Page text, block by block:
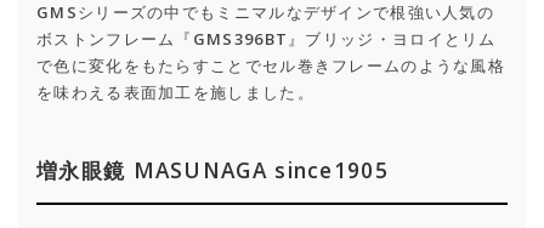
GMSシリーズの中でもミニマルなデザインで根強い人気の
ボストンフレーム『GMS396BT』ブリッジ・ヨロイとリム
で色に変化をもたらすことでセル巻きフレームのような風格
を味わえる表面加工を施しました。
増永眼鏡 MASUNAGA since1905